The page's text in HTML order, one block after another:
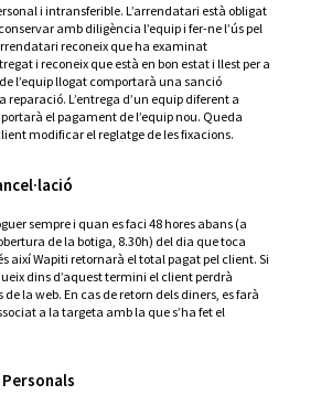
i intransferible. L’arrendatari està obligat
amb diligència l’equip i fer-ne l’ús pel
reconeix que ha examinat
i reconeix que està en bon estat i llest per a
l’equip llogat comportarà una sanció
reparació. L’entrega d’un equip diferent a
el pagament de l’equip nou. Queda
modificar el reglatge de les fixacions.
sempre i quan es faci 48 hores abans (a
de la botiga, 8.30h) del dia que toca
així Wapiti retornarà el total pagat pel client. Si
dins d’aquest termini el client perdrà
la web. En cas de retorn dels diners, es farà
a la targeta amb la que s’ha fet el